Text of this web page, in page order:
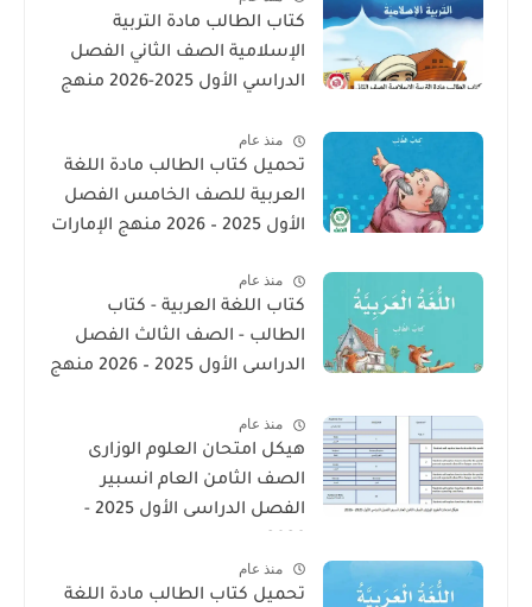
كتاب الطالب مادة التربية
الإسلامية الصف الثاني الفصل
الدراسي الأول 2025-2026 منهج
منذ عام
تحميل كتاب الطالب مادة اللغة
العربية للصف الخامس الفصل
الأول 2025 – 2026 منهج الإمارات
منذ عام
كتاب اللغة العربية - كتاب
الطالب - الصف الثالث الفصل
الدراسى الأول 2025 – 2026 منهج
منذ عام
هيكل امتحان العلوم الوزارى
الصف الثامن العام انسبير
الفصل الدراسى الأول 2025 -
منذ عام
تحميل كتاب الطالب مادة اللغة